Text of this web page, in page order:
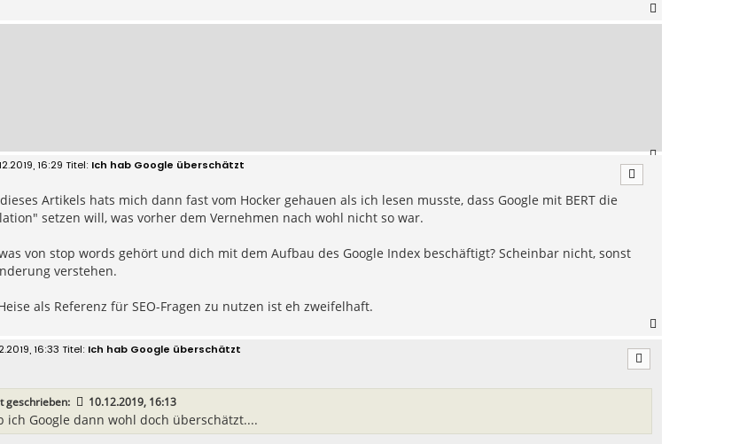
a
N
16:29 Ich hab Google überschätzt
Artikels hats mich dann fast vom Hocker gehauen als ich lesen musste, dass Google mit BERT die
setzen will, was vorher dem Vernehmen nach wohl nicht so war.
von stop words gehört und dich mit dem Aufbau des Google Index beschäftigt? Scheinbar nicht, sonst
verstehen.
als Referenz für SEO-Fragen zu nutzen ist eh zweifelhaft.
16:33 Ich hab Google überschätzt
geschrieben: 10.12.2019, 16:13
ich Google dann wohl doch überschätzt....